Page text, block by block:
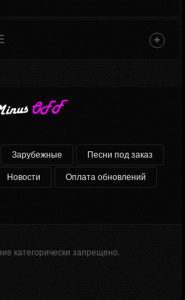
Зарубежные Песни под заказ
Новости Оплата обновлений
категорически запрещено.